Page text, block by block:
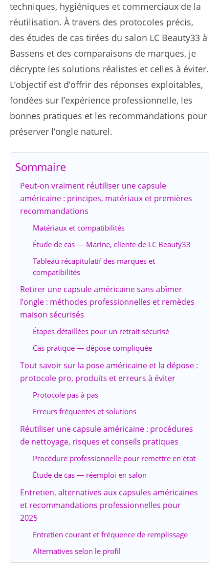
techniques, hygiéniques et commerciaux de la
réutilisation. À travers des protocoles précis,
des études de cas tirées du salon LC Beauty33 à
Bassens et des comparaisons de marques, je
décrypte les solutions réalistes et celles à éviter.
L’objectif est d’offrir des réponses exploitables,
fondées sur l’expérience professionnelle, les
bonnes pratiques et les recommandations pour
préserver l’ongle naturel.
Sommaire
Peut-on vraiment réutiliser une capsule
américaine : principes, matériaux et premières
recommandations
Matériaux et compatibilités
Étude de cas — Marine, cliente de LC Beauty33
Tableau récapitulatif des marques et
compatibilités
Retirer une capsule américaine sans abîmer
l’ongle : méthodes professionnelles et remèdes
maison sécurisés
Étapes détaillées pour un retrait sécurisé
Cas pratique — dépose compliquée
Tout savoir sur la pose américaine et la dépose :
protocole pro, produits et erreurs à éviter
Protocole pas à pas
Erreurs fréquentes et solutions
Réutiliser une capsule américaine : procédures
de nettoyage, risques et conseils pratiques
Procédure professionnelle pour remettre en état
Étude de cas — réemploi en salon
Entretien, alternatives aux capsules américaines
et recommandations professionnelles pour
2025
Entretien courant et fréquence de remplissage
Alternatives selon le profil